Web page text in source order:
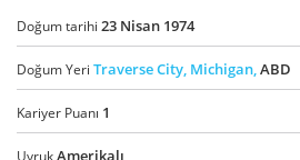
Doğum tarihi 23 Nisan 1974
Doğum Yeri Traverse City, Michigan,ABD
Kariyer Puanı 1
UyrukAmerikalı